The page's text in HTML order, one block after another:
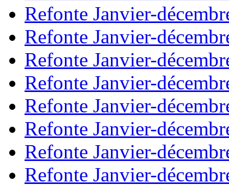
Refonte Janvier-
Refonte Janvier-
Refonte Janvier-
Refonte Janvier-
Refonte Janvier-
Refonte Janvier-
Refonte Janvier-
Refonte Janvier-